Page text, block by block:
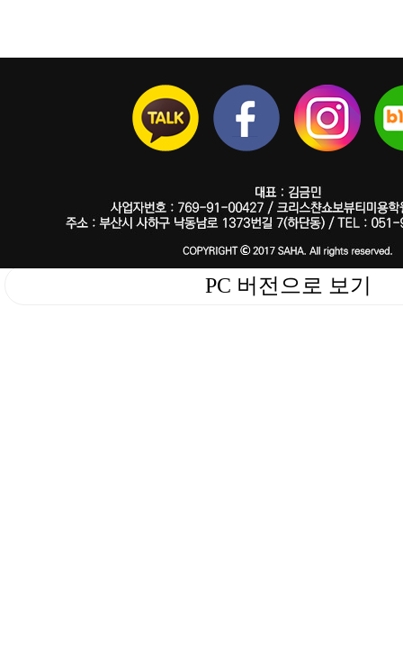
PC 버전으로 보기